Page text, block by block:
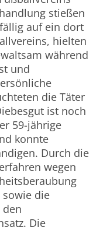
stießen
auf ein dort
hielten
während
und
die Täter
ist noch
59-jährige
konnte
Durch die
wegen
die
Die